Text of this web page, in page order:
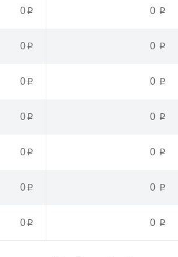
0p 0 p
0p 0 p
0p 0 p
0p 0 p
0p 0 p
0p 0 p
0p 0 p